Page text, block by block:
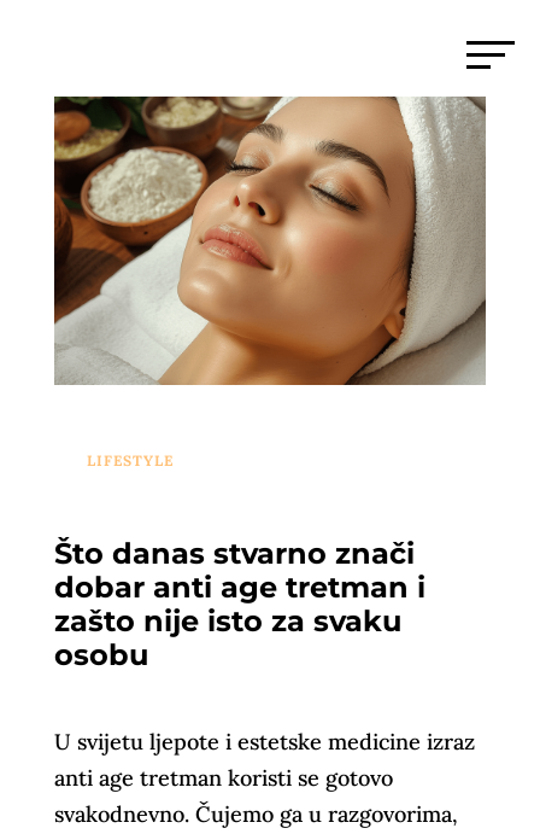
LIFESTYLE
Što danas stvarno znači
dobar anti age tretman i
zašto nije isto za svaku
osobu
U svijetu ljepote i estetske medicine izraz
anti age tretman koristi se gotovo
svakodnevno. Čujemo ga u razgovorima,